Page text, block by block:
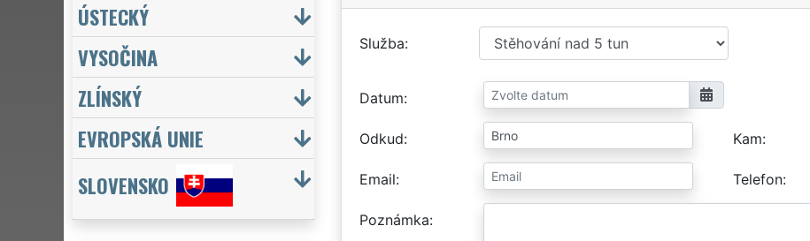
Služba
Datum
Odkud Kam
Email Telefon
Poznámka
ÚSTECKÝ
VYSOČINA
ZLÍNSKÝ
EVROPSKÁ UNIE
SLOVENSKO